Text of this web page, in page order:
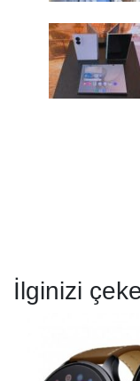
İlginizi